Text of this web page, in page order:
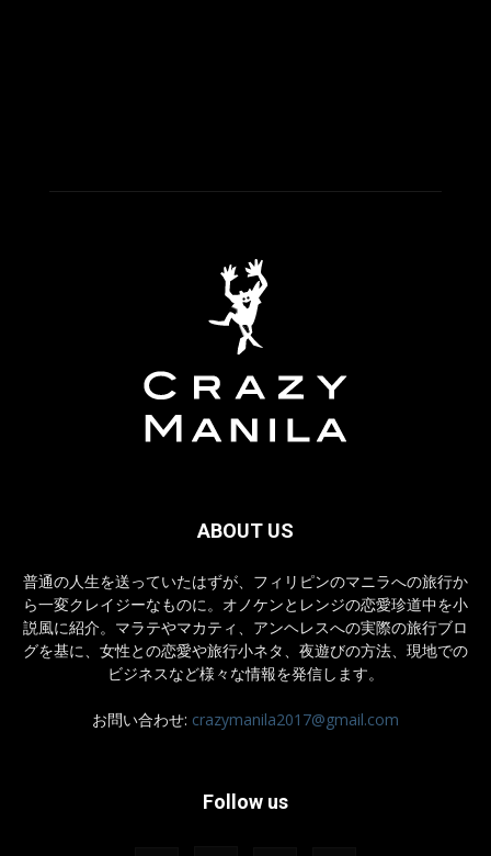
ABOUT US
普通の人生を送っていたはずが、フィリピンのマニラへの旅行か
ら一変クレイジーなものに。オノケンとレンジの恋愛珍道中を小
説風に紹介。マラテやマカティ、アンヘレスへの実際の旅行ブロ
グを基に、女性との恋愛や旅行小ネタ、夜遊びの方法、現地での
ビジネスなど様々な情報を発信します。
お問い合わせ: crazymanila2017@gmail.com
Follow us